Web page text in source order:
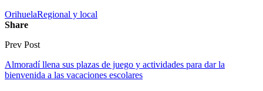
OrihuelaRegional y local
Share
Prev Post
Almoradí llena sus plazas de juego y actividades para dar la
bienvenida a las vacaciones escolares